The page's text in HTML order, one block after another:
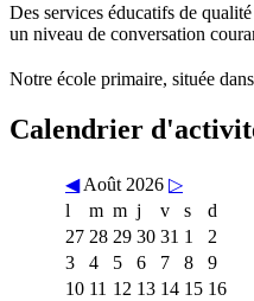
Des services éducatifs de
un niveau de conversation
Notre école primaire, située
Calendrier
◀ Août 2026 ▷
l
m m j v s
d
27 28 29 30 31 1
2
3
4 5 6 7 8
9
10 11 12 13 14 15 16